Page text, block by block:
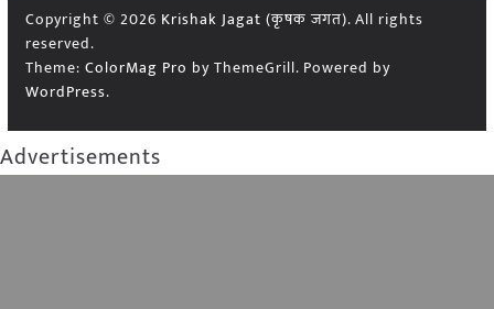
Copyright © 2026 Krishak Jagat (कृषक जगत). All rights
reserved.
Theme: ColorMag Pro by ThemeGrill. Powered by
WordPress.
Advertisements